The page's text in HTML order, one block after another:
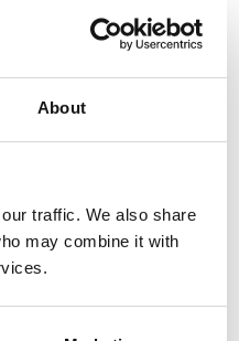
About
traffic. We also share
may combine it with